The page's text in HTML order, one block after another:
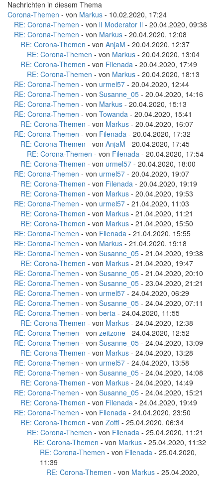
Nachrichten in diesem Thema
Corona-Themen - von Markus - 10.02.2020, 17:24
RE: Corona-Themen - von lI Moderator Il - 20.04.2020, 09:36
RE: Corona-Themen - von Markus - 20.04.2020, 12:08
RE: Corona-Themen - von AnjaM - 20.04.2020, 12:37
RE: Corona-Themen - von Markus - 20.04.2020, 13:04
RE: Corona-Themen - von Filenada - 20.04.2020, 17:49
RE: Corona-Themen - von Markus - 20.04.2020, 18:13
RE: Corona-Themen - von urmel57 - 20.04.2020, 12:44
RE: Corona-Themen - von Susanne_05 - 20.04.2020, 14:16
RE: Corona-Themen - von Markus - 20.04.2020, 15:13
RE: Corona-Themen - von Towanda - 20.04.2020, 15:41
RE: Corona-Themen - von Markus - 20.04.2020, 16:07
RE: Corona-Themen - von Filenada - 20.04.2020, 17:32
RE: Corona-Themen - von AnjaM - 20.04.2020, 17:45
RE: Corona-Themen - von Filenada - 20.04.2020, 17:54
RE: Corona-Themen - von urmel57 - 20.04.2020, 18:00
RE: Corona-Themen - von urmel57 - 20.04.2020, 19:07
RE: Corona-Themen - von Filenada - 20.04.2020, 19:19
RE: Corona-Themen - von Markus - 20.04.2020, 19:53
RE: Corona-Themen - von urmel57 - 21.04.2020, 11:03
RE: Corona-Themen - von Markus - 21.04.2020, 11:21
RE: Corona-Themen - von Markus - 21.04.2020, 15:50
RE: Corona-Themen - von Filenada - 21.04.2020, 15:55
RE: Corona-Themen - von Markus - 21.04.2020, 19:18
RE: Corona-Themen - von Susanne_05 - 21.04.2020, 19:38
RE: Corona-Themen - von Markus - 21.04.2020, 19:47
RE: Corona-Themen - von Susanne_05 - 21.04.2020, 20:10
RE: Corona-Themen - von Susanne_05 - 23.04.2020, 21:21
RE: Corona-Themen - von urmel57 - 24.04.2020, 06:29
RE: Corona-Themen - von Susanne_05 - 24.04.2020, 07:11
RE: Corona-Themen - von berta - 24.04.2020, 11:55
RE: Corona-Themen - von Markus - 24.04.2020, 12:38
RE: Corona-Themen - von zeitzone - 24.04.2020, 12:52
RE: Corona-Themen - von Susanne_05 - 24.04.2020, 13:09
RE: Corona-Themen - von Markus - 24.04.2020, 13:28
RE: Corona-Themen - von urmel57 - 24.04.2020, 13:58
RE: Corona-Themen - von Susanne_05 - 24.04.2020, 14:08
RE: Corona-Themen - von Markus - 24.04.2020, 14:49
RE: Corona-Themen - von Susanne_05 - 24.04.2020, 15:21
RE: Corona-Themen - von Filenada - 24.04.2020, 19:49
RE: Corona-Themen - von Filenada - 24.04.2020, 23:50
RE: Corona-Themen - von Zotti - 25.04.2020, 06:34
RE: Corona-Themen - von Filenada - 25.04.2020, 11:21
RE: Corona-Themen - von Markus - 25.04.2020, 11:32
RE: Corona-Themen - von Filenada - 25.04.2020,
11:39
RE: Corona-Themen - von Markus - 25.04.2020,